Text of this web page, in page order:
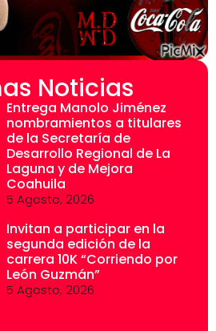
Noticias
Entrega Manolo Jiménez
nombramientos a titulares
de la Secretaría de
Desarrollo Regional de La
Laguna y de Mejora
Coahuila
5 Agosto, 2026
Invitan a participar en la
segunda edición de la
carrera 10K “Corriendo por
León Guzmán”
5 Agosto, 2026